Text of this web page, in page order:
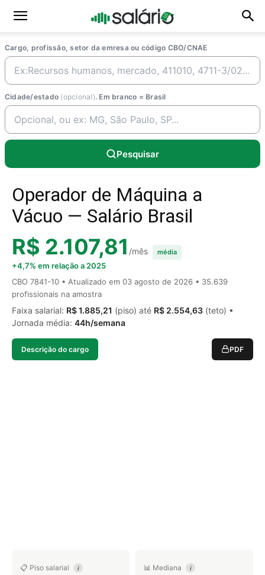
Cargo, profissão, setor da emresa ou código CBO/CNAE
Cidade/estado (opcional). Em branco = Brasil
Pesquisar
Operador de Máquina a
Vácuo — Salário Brasil
R$ 2.107,81 /mês média
+4,7% em relação a 2025
CBO 7841-10 • Atualizado em 03 agosto de 2026 • 35.639
profissionais na amostra
Faixa salarial: R$ 1.885,21 (piso) até R$ 2.554,63 (teto) •
Jornada média: 44h/semana
Descrição do cargo PDF
📋 Piso salarial i 📊 Mediana i